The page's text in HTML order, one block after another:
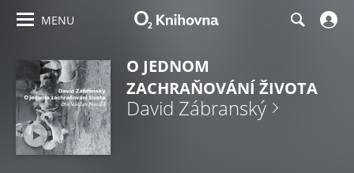
MENU
O JEDNOM
ZACHRAŇOVÁNÍ ŽIVOTA
David Zábranský